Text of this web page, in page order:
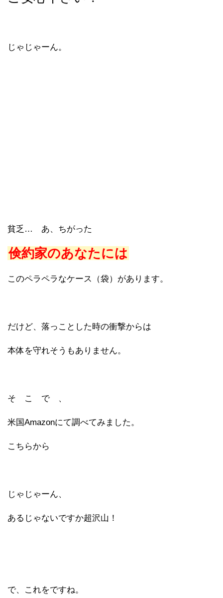
じゃじゃーん。
貧乏… あ、ちがった
倹約家のあなたには
このペラペラなケース（袋）があります。
だけど、落っことした時の衝撃からは
本体を守れそうもありません。
そ こ で 、
米国Amazonにて調べてみました。
こちらから
じゃじゃーん、
あるじゃないですか超沢山！
で、これをですね。